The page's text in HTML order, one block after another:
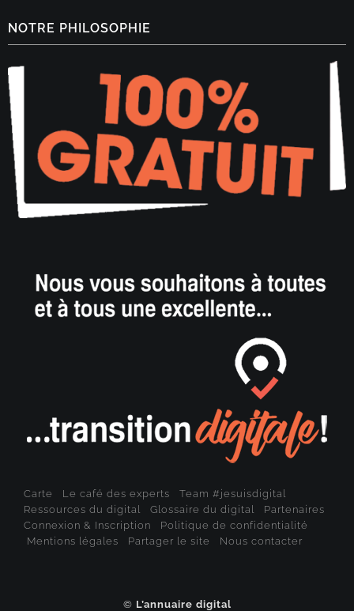
NOTRE PHILOSOPHIE
Carte Le café des experts
Team #jesuisdigital
Ressources du digital
Glossaire du digital
Partenaires
Connexion & Inscription
Politique de confidentialité
Mentions légales
Partager le site Nous contacter
© L’annuaire digital